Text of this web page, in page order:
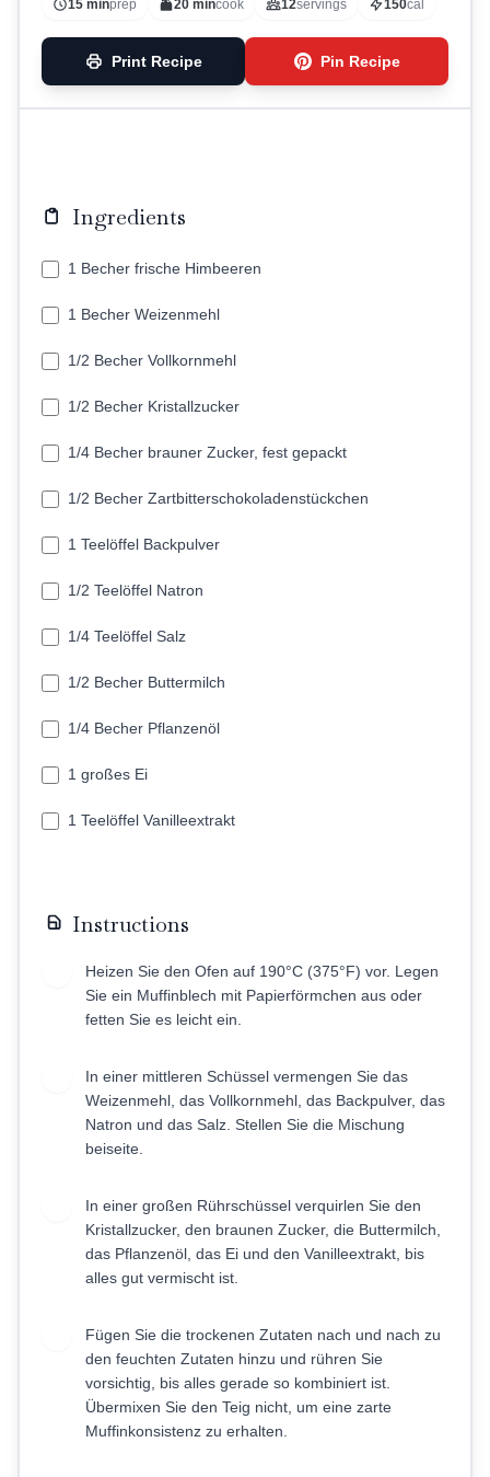
15 minprep 20 mincook 12servings 150cal
Print Recipe Pin Recipe
Ingredients
1 Becher frische Himbeeren
1 Becher Weizenmehl
1/2 Becher Vollkornmehl
1/2 Becher Kristallzucker
1/4 Becher brauner Zucker, fest gepackt
1/2 Becher Zartbitterschokoladenstückchen
1 Teelöffel Backpulver
1/2 Teelöffel Natron
1/4 Teelöffel Salz
1/2 Becher Buttermilch
1/4 Becher Pflanzenöl
1 großes Ei
1 Teelöffel Vanilleextrakt
Instructions
Heizen Sie den Ofen auf 190°C (375°F) vor. Legen
Sie ein Muffinblech mit Papierförmchen aus oder
fetten Sie es leicht ein.
In einer mittleren Schüssel vermengen Sie das
Weizenmehl, das Vollkornmehl, das Backpulver, das
Natron und das Salz. Stellen Sie die Mischung
beiseite.
In einer großen Rührschüssel verquirlen Sie den
Kristallzucker, den braunen Zucker, die Buttermilch,
das Pflanzenöl, das Ei und den Vanilleextrakt, bis
alles gut vermischt ist.
Fügen Sie die trockenen Zutaten nach und nach zu
den feuchten Zutaten hinzu und rühren Sie
vorsichtig, bis alles gerade so kombiniert ist.
Übermixen Sie den Teig nicht, um eine zarte
Muffinkonsistenz zu erhalten.